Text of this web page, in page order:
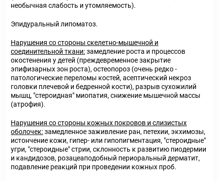
необычная слабость и утомляемость).
Эпидуральный липоматоз.
Нарушения со стороны скелетно-мышечной и
соединительной ткани:замедление роста и процессов
окостенения у детей (преждевременное закрытие
эпифизарных зон роста), остеопороз (очень редко -
патологические переломы костей, асептический некроз
головки плечевой и бедренной кости), разрыв сухожилий
мышц, "стероидная" миопатия, снижение мышечной массы
(атрофия).
Нарушения со стороны кожных покровов и слизистых
оболочек:замедленное заживление ран, петехии, экхимозы,
истончение кожи, гипер- или гипопигментация, "стероидные"
угри, "стероидные" стрии, склонность к развитию пиодермии
и кандидозов, розацеаподобный периоральный дерматит,
подавление реакций при проведении кожных проб.